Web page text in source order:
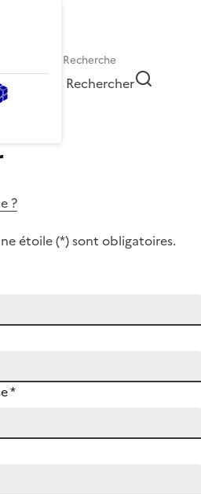
Rechercher
?
étoile (*) sont obligatoires.
*